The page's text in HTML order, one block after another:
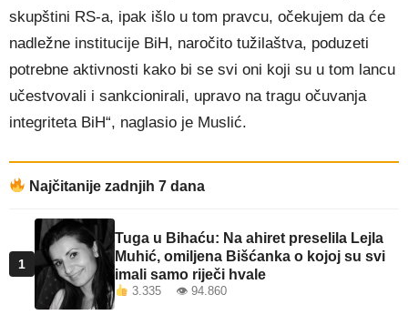
skupštini RS-a, ipak išlo u tom pravcu, očekujem da će
nadležne institucije BiH, naročito tužilaštva, poduzeti
potrebne aktivnosti kako bi se svi oni koji su u tom lancu
učestvovali i sankcionirali, upravo na tragu očuvanja
integriteta BiH“, naglasio je Muslić.
Najčitanije zadnjih 7 dana
1
Tuga u Bihaću: Na ahiret preselila Lejla
Muhić, omiljena Bišćanka o kojoj su svi
imali samo riječi hvale
3.335 👁 94.860